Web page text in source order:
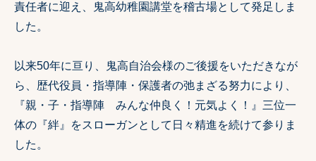
責任者に迎え、鬼高幼稚園講堂を稽古場として発足しま
した。
以来50年に亘り、鬼高自治会様のご後援をいただきなが
ら、歴代役員・指導陣・保護者の弛まざる努力により、
『親・子・指導陣 みんな仲良く！元気よく！』三位一
体の『絆』をスローガンとして日々精進を続けて参りま
した。